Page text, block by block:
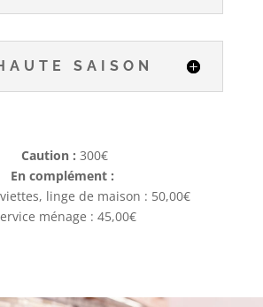
SAISON
Caution : 300€
En complément :
linge de maison : 50,00€
ménage : 45,00€